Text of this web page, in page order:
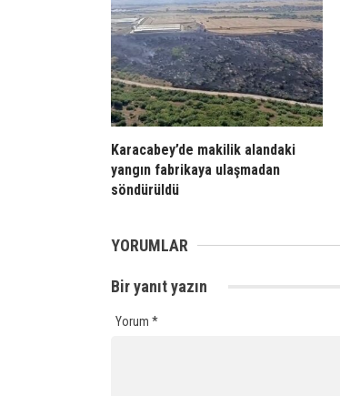
Karacabey’de makilik alandaki
yangın fabrikaya ulaşmadan
söndürüldü
YORUMLAR
Bir yanıt yazın
Yorum *